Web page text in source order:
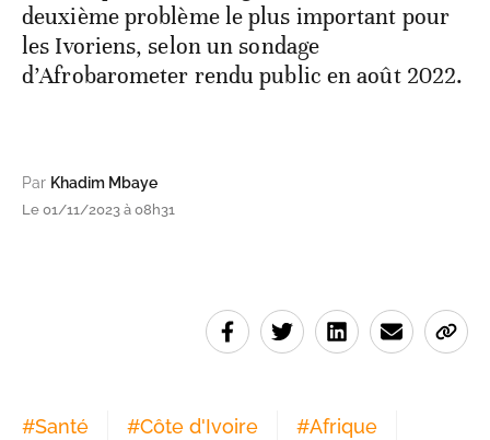
deuxième problème le plus important pour
les Ivoriens, selon un sondage
d’Afrobarometer rendu public en août 2022.
Par Khadim Mbaye
Le 01/11/2023 à 08h31
#Santé #Côte d'Ivoire #Afrique